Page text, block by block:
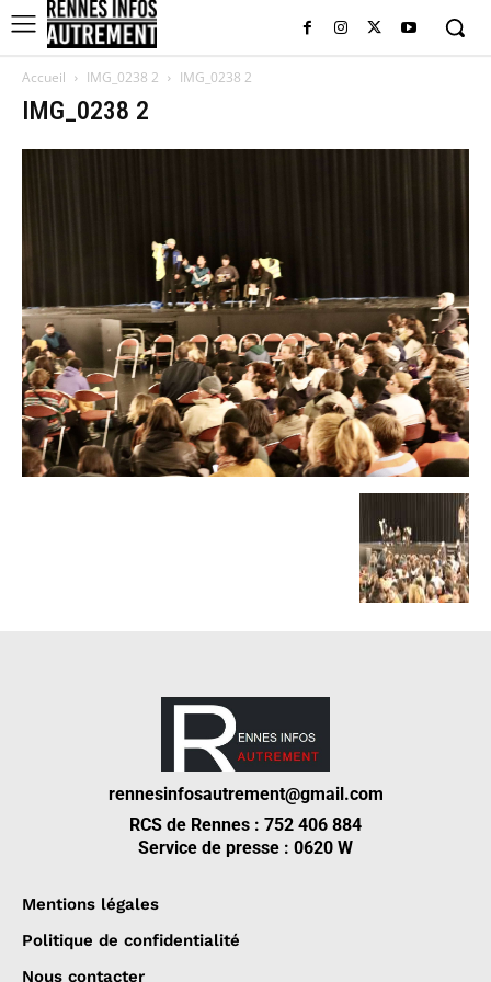
Accueil IMG_0238 2 IMG_0238 2
IMG_0238 2
rennesinfosautrement@gmail.com
RCS de Rennes : 752 406 884
Service de presse : 0620 W
Mentions légales
Politique de confidentialité
Nous contacter